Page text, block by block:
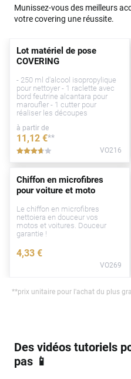
Munissez-vous des meilleurs
votre covering une réussite.
Lot matériel de pose
COVERING
- 250 ml d'alcool isopropylique
pour nettoyer - 1 raclette avec
bord feutrine alcantara pour
maroufler - 1 cutter pour
réaliser les découpes
à partir de
11,12 €**
*****
VO216
Chiffon en microfibres
pour voiture et moto
Le chiffon en microfibres
nettoiera en douceur vos
motos et voitures. Douceur
garantie !
4,33 €
VO269
**prix unitaire pour l'achat du plus
Des vidéos tutoriels
pas 📱